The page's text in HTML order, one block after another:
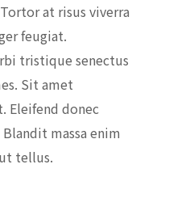
at risus viverra
feugiat.
tristique senectus
Sit amet
Eleifend donec
massa enim
tellus.